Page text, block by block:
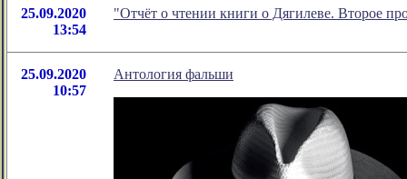
25.09.2020
13:54
"Отчёт о чтении книги о Дягилеве. Второе
25.09.2020
10:57
Антология фальши